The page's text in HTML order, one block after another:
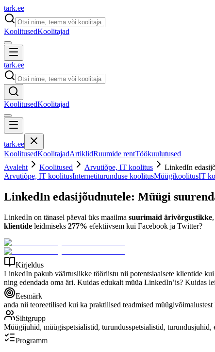
tark.ee
KoolitusedKoolitajad
tark.ee
KoolitusedKoolitajad
tark.ee
KoolitusedKoolitajadArtiklidRuumide rentTöökuulutused
Avaleht
Koolitused Arvutiõpe, IT koolitus
LinkedIn
Arvutiõpe, IT koolitusInternetiturunduse koolitusMüügikoolitusIT
LinkedIn edasijõudnutele: Müügi
LinkedIn on tänasel päeval üks maailma suurimaid ärivõrgustikke
klientide leidmiseks 277% efektiivsem kui Facebook ja Twitter?
Kirjeldus
LinkedIn pakub väärtuslikke tööriistu nii potentsiaalsete klientide
ning edendada oma äri. Kuidas edukalt müüa LinkedIn’is? Kuidas
Eesmärk
anda nii teoreetilised kui ka praktilised teadmised
Sihtgrupp
Müügijuhid, müügispetsialistid, turundusspetsialistid,
Programm